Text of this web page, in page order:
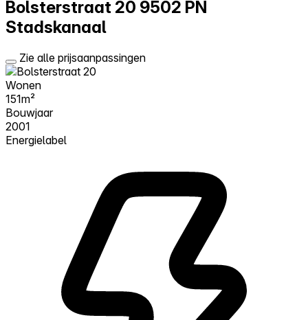
Bolsterstraat 20 9502 PN
Stadskanaal
Zie alle prijsaanpassingen
Wonen
151m²
Bouwjaar
2001
Energielabel